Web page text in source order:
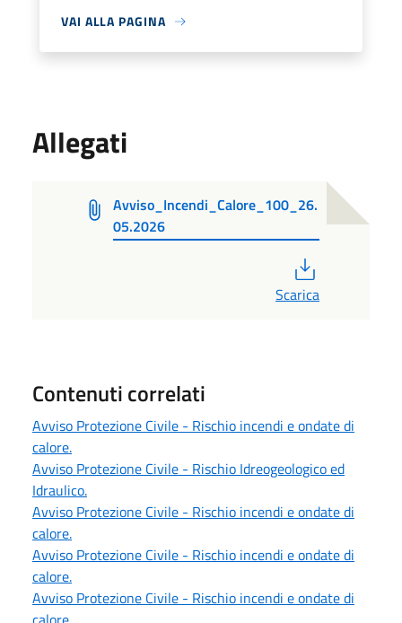
VAI ALLA PAGINA
Allegati
Avviso_Incendi_Calore_100_26.
05.2026
Scarica
Contenuti correlati
Avviso Protezione Civile - Rischio incendi e ondate di
calore.
Avviso Protezione Civile - Rischio Idreogeologico ed
Idraulico.
Avviso Protezione Civile - Rischio incendi e ondate di
calore.
Avviso Protezione Civile - Rischio incendi e ondate di
calore.
Avviso Protezione Civile - Rischio incendi e ondate di